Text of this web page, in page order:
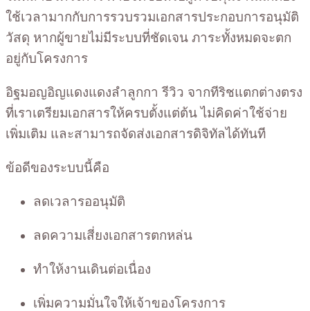
ใช้เวลามากกับการรวบรวมเอกสารประกอบการอนุมัติ
วัสดุ หากผู้ขายไม่มีระบบที่ชัดเจน ภาระทั้งหมดจะตก
อยู่กับโครงการ
อิฐมอญอิญแดงแดงลำลูกกา รีวิว จากทีริชแตกต่างตรง
ที่เราเตรียมเอกสารให้ครบตั้งแต่ต้น ไม่คิดค่าใช้จ่าย
เพิ่มเติม และสามารถจัดส่งเอกสารดิจิทัลได้ทันที
ข้อดีของระบบนี้คือ
ลดเวลารออนุมัติ
ลดความเสี่ยงเอกสารตกหล่น
ทำให้งานเดินต่อเนื่อง
เพิ่มความมั่นใจให้เจ้าของโครงการ